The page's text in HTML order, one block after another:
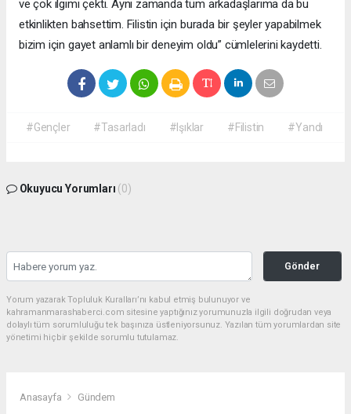
ve çok ilgimi çekti. Aynı zamanda tüm arkadaşlarıma da bu
etkinlikten bahsettim. Filistin için burada bir şeyler yapabilmek
bizim için gayet anlamlı bir deneyim oldu” cümlelerini kaydetti.
#Gençler #Tasarladı #Işıklar #Filistin #Yandı
Okuyucu Yorumları (0)
Gönder
Yorum yazarak Topluluk Kuralları’nı kabul etmiş bulunuyor ve
kahramanmarashaberci.com sitesine yaptığınız yorumunuzla ilgili doğrudan veya
dolaylı tüm sorumluluğu tek başınıza üstleniyorsunuz. Yazılan tüm yorumlardan site
yönetimi hiçbir şekilde sorumlu tutulamaz.
Anasayfa Gündem